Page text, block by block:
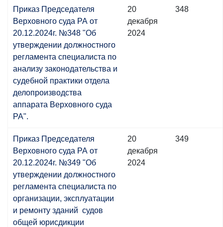
Приказ Председателя
Верховного суда РА от
20.12.2024г. №348 "Об
утверждении должностного
регламента специалиста по
анализу законодательства и
cyдебной практики отдела
делопроизводства
аппарата Верховного суда
РА".
20
декабря
2024
348
Приказ Председателя
Верховного суда РА от
20.12.2024г. №349 "Об
утверждении должностного
регламента специалиста по
организации, эксплуатации
и ремонту зданий судов
общей юрисдикции
20
декабря
2024
349